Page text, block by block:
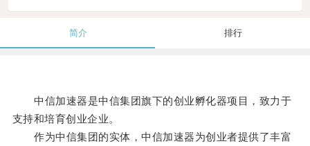
简介 排行
中信加速器是中信集团旗下的创业孵化器项目，致力于
支持和培育创业企业。
作为中信集团的实体，中信加速器为创业者提供了丰富